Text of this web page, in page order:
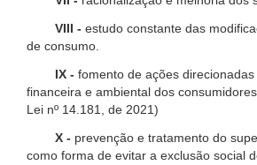
VIII - estudo constante das
de consumo.
IX - fomento de ações
financeira e ambiental dos
Lei nº 14.181, de 2021)
X - prevenção e tratamento do
como forma de evitar a exclusão social